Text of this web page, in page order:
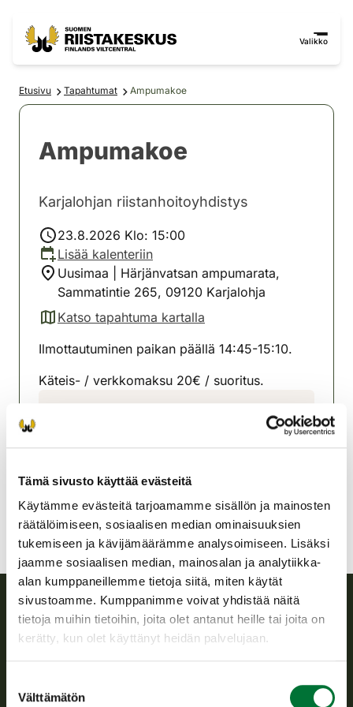
Tämä sivusto käyttää evästeitä
Käytämme evästeitä tarjoamamme sisällön ja mainosten
räätälöimiseen, sosiaalisen median ominaisuuksien
tukemiseen ja kävijämäärämme analysoimiseen. Lisäksi
jaamme sosiaalisen median, mainosalan ja analytiikka-
alan kumppaneillemme tietoja siitä, miten käytät
sivustoamme. Kumppanimme voivat yhdistää näitä
tietoja muihin tietoihin, joita olet antanut heille tai joita on
kerätty, kun olet käyttänyt heidän palvelujaan.
valinta
Välttämätön
Valikko
Etusivu Tapahtumat Ampumakoe
Ampumakoe
Karjalohjan riistanhoitoyhdistys
23.8.2026 Klo: 15:00
Lisää kalenteriin
Uusimaa | Härjänvatsan ampumarata,
Sammatintie 265, 09120 Karjalohja
Katso tapahtuma kartalla
(avautuu uuteen välilehteen)
Ilmottautuminen paikan päällä 14:45-15:10.
Käteis- / verkkomaksu 20€ / suoritus.
karjalohja@rhy.riista.fi
Suomen riistakeskus
riistanhoitoyhdistysten toimintaa ja huolehtii riistapolitiikan
toimeenpanosta sekä vastaa sille säädetyistä julkisista